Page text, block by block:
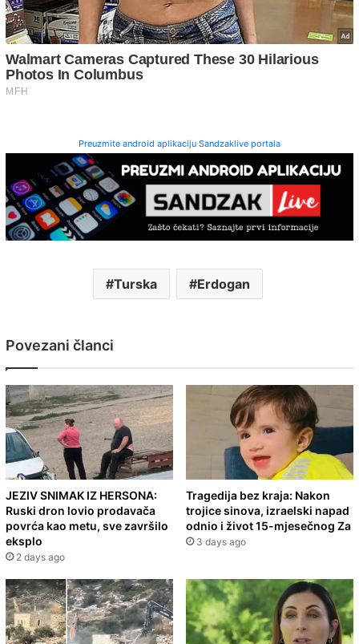
Preuzmite android aplikaciju Sandzaklive portala
Turska Erdogan
Povezani članci
JEZIV SNIMAK IZ HERSONA:
Ruski dron lovio prodavača
povrća kao metu, sve završilo
eksplo
2 days ago
Tragedija bez kraja: Nakon
trojice sinova, izraelski napad
odnio i život 15-mjesečnog Za
3 days ago